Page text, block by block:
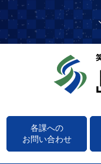
各課への
お問い合わせ